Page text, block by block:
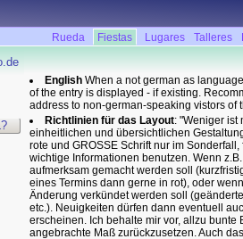
Rueda Fiestas Lugares Talleres
English When a not german as
of the entry is displayed - if existing.
address to non-german-speaking vistors of
Richtlinien für das Layout: "Weniger ist
einheitlichen und übersichtlichen
rote und GROSSE Schrift nur im
wichtige Informationen benutzen. Wenn
aufmerksam gemacht werden soll
eines Termins dann gerne in rot), oder
Änderung verkündet werden soll
etc.). Neuigkeiten dürfen dann eventuell
erscheinen. Ich behalte mir vor, allzu bunte
angebrachte Maß zurückzusetzen. Auch